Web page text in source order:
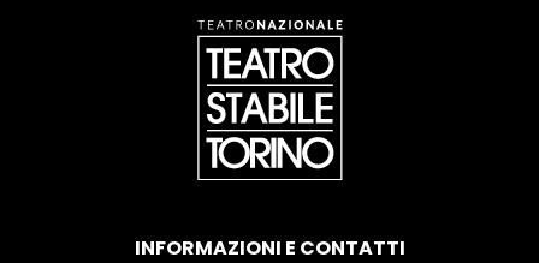
INFORMAZIONI E CONTATTI